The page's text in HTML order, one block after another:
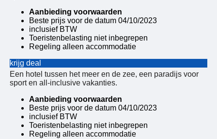
Aanbieding voorwaarden
Beste prijs voor de datum 04/10/2023
inclusief BTW
Toeristenbelasting niet inbegrepen
Regeling alleen accommodatie
krijg deal
Een hotel tussen het meer en de zee, een paradijs voor
sport en all-inclusive vakanties.
Aanbieding voorwaarden
Beste prijs voor de datum 04/10/2023
inclusief BTW
Toeristenbelasting niet inbegrepen
Regeling alleen accommodatie